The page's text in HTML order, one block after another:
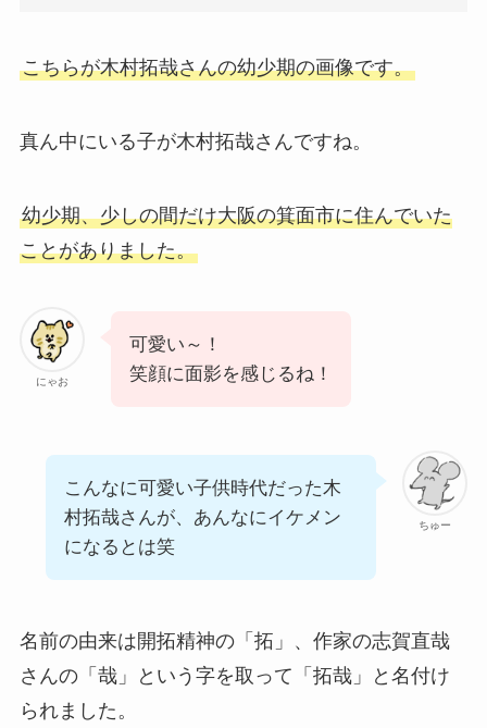
こちらが木村拓哉さんの幼少期の画像です。
真ん中にいる子が木村拓哉さんですね。
幼少期、少しの間だけ大阪の箕面市に住んでいた
ことがありました。
にゃお
可愛い～！
笑顔に面影を感じるね！
ちゅー
こんなに可愛い子供時代だった木
村拓哉さんが、あんなにイケメン
になるとは笑
名前の由来は開拓精神の「拓」、作家の志賀直哉
さんの「哉」という字を取って「拓哉」と名付け
られました。